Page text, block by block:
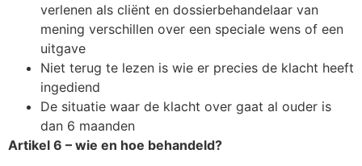
verlenen als cliënt en dossierbehandelaar van
mening verschillen over een speciale wens of een
uitgave
Niet terug te lezen is wie er precies de klacht heeft
ingediend
De situatie waar de klacht over gaat al ouder is
dan 6 maanden
Artikel 6 – wie en hoe behandeld?